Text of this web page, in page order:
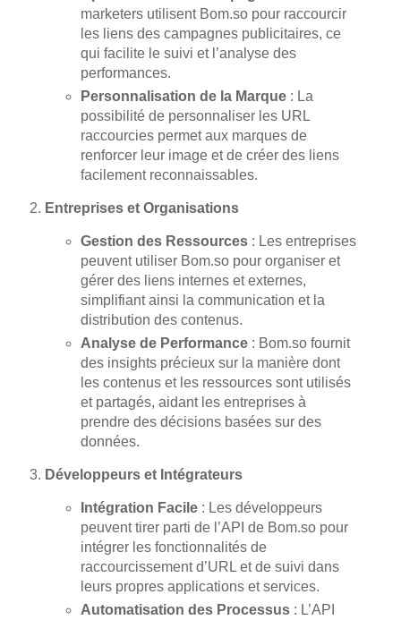
marketers utilisent Bom.so pour raccourcir
les liens des campagnes publicitaires, ce
qui facilite le suivi et l’analyse des
performances.
Personnalisation de la Marque: La
possibilité de personnaliser les URL
raccourcies permet aux marques de
renforcer leur image et de créer des liens
facilement reconnaissables.
Entreprises et Organisations
Gestion des Ressources: Les entreprises
peuvent utiliser Bom.so pour organiser et
gérer des liens internes et externes,
simplifiant ainsi la communication et la
distribution des contenus.
Analyse de Performance: Bom.so fournit
des insights précieux sur la manière dont
les contenus et les ressources sont utilisés
et partagés, aidant les entreprises à
prendre des décisions basées sur des
données.
Développeurs et Intégrateurs
Intégration Facile: Les développeurs
peuvent tirer parti de l’API de Bom.so pour
intégrer les fonctionnalités de
raccourcissement d’URL et de suivi dans
leurs propres applications et services.
Automatisation des Processus: L’API